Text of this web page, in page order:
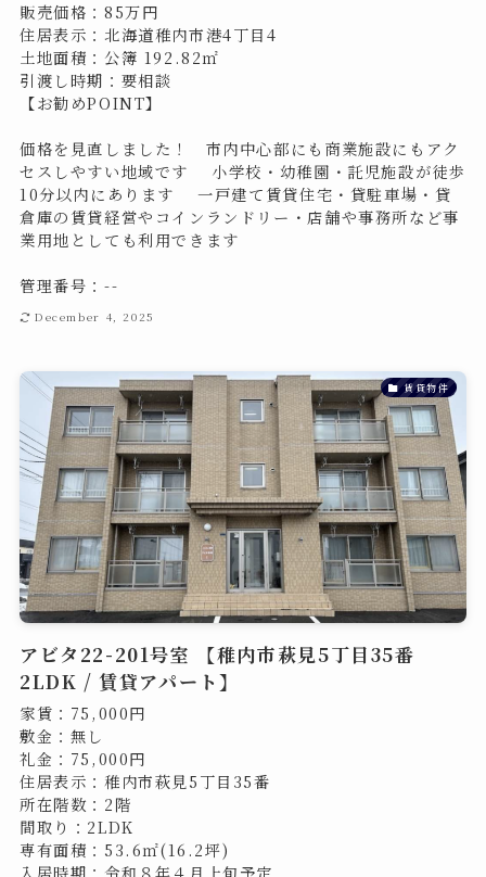
販売価格：85万円
住居表示：北海道稚内市港4丁目4
土地面積：公簿 192.82㎡
引渡し時期：要相談
【お勧めPOINT】
価格を見直しました！ 市内中心部にも商業施設にもアク
セスしやすい地域です 小学校・幼稚園・託児施設が徒歩
10分以内にあります 一戸建て賃貸住宅・貸駐車場・貸
倉庫の賃貸経営やコインランドリー・店舗や事務所など事
業用地としても利用できます
管理番号：--
December 4, 2025
賃貸物件
アビタ22-201号室 【稚内市萩見5丁目35番
2LDK / 賃貸アパート】
家賃：75,000円
敷金：無し
礼金：75,000円
住居表示：稚内市萩見5丁目35番
所在階数：2階
間取り：2LDK
専有面積：53.6㎡(16.2坪)